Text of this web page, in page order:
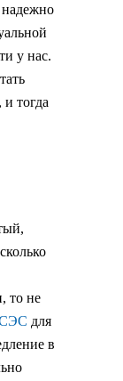
у нас.
тогда
то не
для
в